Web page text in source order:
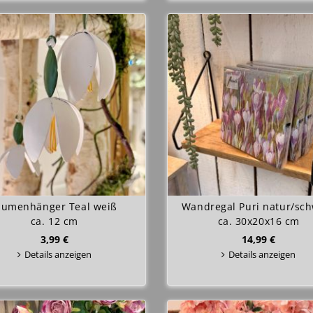
Teal weiß
ca. 12 cm
3,99 €
Details anzeigen
Wandregal Puri natur/
ca. 30x20x16 cm
14,99 €
Details anzeigen